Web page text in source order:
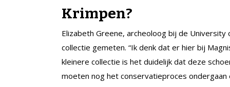
Krimpen?
Elizabeth Greene, archeoloog bij de
collectie gemeten. “Ik denk dat er hier bij
kleinere collectie is het duidelijk dat deze
moeten nog het conservatieproces ondergaan